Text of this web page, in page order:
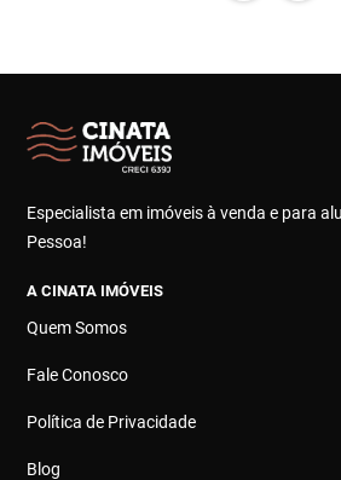
Especialista em imóveis à venda e para
Pessoa!
A CINATA IMÓVEIS
Quem Somos
Fale Conosco
Política de Privacidade
Blog